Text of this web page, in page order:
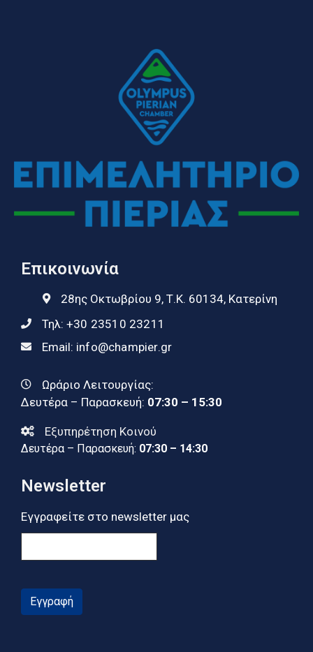
Επικοινωνία
28ης Οκτωβρίου 9, Τ.Κ. 60134, Κατερίνη
Τηλ: +30 23510 23211
Email: info@champier.gr
Ωράριο Λειτουργίας:
Δευτέρα – Παρασκευή: 07:30 – 15:30
Εξυπηρέτηση Κοινού
Δευτέρα – Παρασκευή: 07:30 – 14:30
Newsletter
Εγγραφείτε στο newsletter μας
Εγγραφή